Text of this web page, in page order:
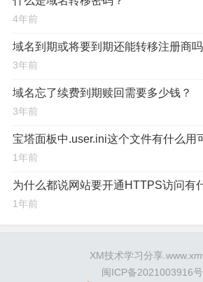
4年前
域名到期或将要到期还能转移注册商吗
3年前
域名忘了续费到期赎回需要多少钱？
3年前
宝塔面板中.user.ini这个文件有什么用
1年前
为什么都说网站要开通HTTPS访问有
1年前
XM技术学习分享
闽ICP备2021003916